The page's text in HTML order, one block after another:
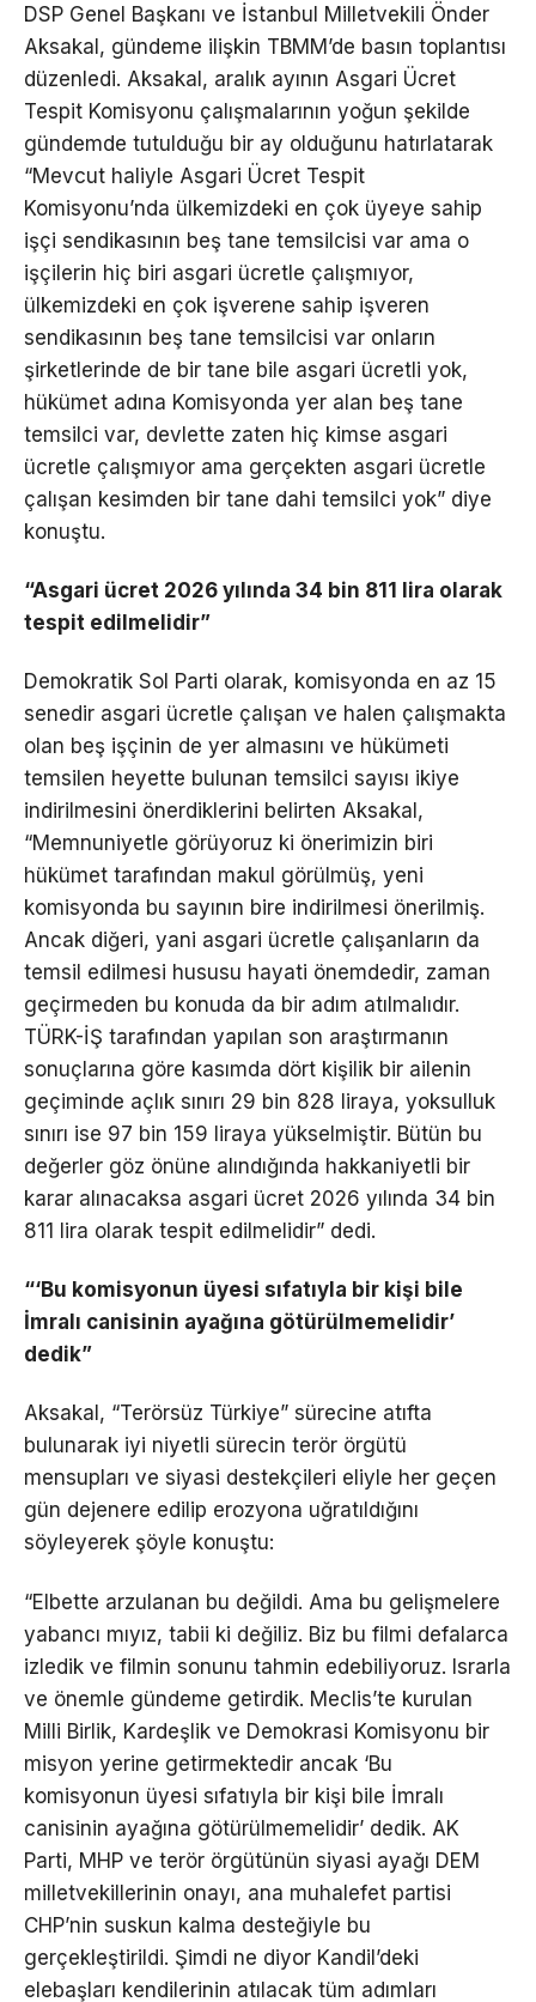
DSP Genel Başkanı ve İstanbul Milletvekili Önder
Aksakal, gündeme ilişkin TBMM’de basın toplantısı
düzenledi. Aksakal, aralık ayının Asgari Ücret
Tespit Komisyonu çalışmalarının yoğun şekilde
gündemde tutulduğu bir ay olduğunu hatırlatarak
“Mevcut haliyle Asgari Ücret Tespit
Komisyonu’nda ülkemizdeki en çok üyeye sahip
işçi sendikasının beş tane temsilcisi var ama o
işçilerin hiç biri asgari ücretle çalışmıyor,
ülkemizdeki en çok işverene sahip işveren
sendikasının beş tane temsilcisi var onların
şirketlerinde de bir tane bile asgari ücretli yok,
hükümet adına Komisyonda yer alan beş tane
temsilci var, devlette zaten hiç kimse asgari
ücretle çalışmıyor ama gerçekten asgari ücretle
çalışan kesimden bir tane dahi temsilci yok” diye
konuştu.
“Asgari ücret 2026 yılında 34 bin 811 lira olarak
tespit edilmelidir”
Demokratik Sol Parti olarak, komisyonda en az 15
senedir asgari ücretle çalışan ve halen çalışmakta
olan beş işçinin de yer almasını ve hükümeti
temsilen heyette bulunan temsilci sayısı ikiye
indirilmesini önerdiklerini belirten Aksakal,
“Memnuniyetle görüyoruz ki önerimizin biri
hükümet tarafından makul görülmüş, yeni
komisyonda bu sayının bire indirilmesi önerilmiş.
Ancak diğeri, yani asgari ücretle çalışanların da
temsil edilmesi hususu hayati önemdedir, zaman
geçirmeden bu konuda da bir adım atılmalıdır.
TÜRK-İŞ tarafından yapılan son araştırmanın
sonuçlarına göre kasımda dört kişilik bir ailenin
geçiminde açlık sınırı 29 bin 828 liraya, yoksulluk
sınırı ise 97 bin 159 liraya yükselmiştir. Bütün bu
değerler göz önüne alındığında hakkaniyetli bir
karar alınacaksa asgari ücret 2026 yılında 34 bin
811 lira olarak tespit edilmelidir” dedi.
“‘Bu komisyonun üyesi sıfatıyla bir kişi bile
İmralı canisinin ayağına götürülmemelidir’
dedik”
Aksakal, “Terörsüz Türkiye” sürecine atıfta
bulunarak iyi niyetli sürecin terör örgütü
mensupları ve siyasi destekçileri eliyle her geçen
gün dejenere edilip erozyona uğratıldığını
söyleyerek şöyle konuştu:
“Elbette arzulanan bu değildi. Ama bu gelişmelere
yabancı mıyız, tabii ki değiliz. Biz bu filmi defalarca
izledik ve filmin sonunu tahmin edebiliyoruz. Israrla
ve önemle gündeme getirdik. Meclis’te kurulan
Milli Birlik, Kardeşlik ve Demokrasi Komisyonu bir
misyon yerine getirmektedir ancak ‘Bu
komisyonun üyesi sıfatıyla bir kişi bile İmralı
canisinin ayağına götürülmemelidir’ dedik. AK
Parti, MHP ve terör örgütünün siyasi ayağı DEM
milletvekillerinin onayı, ana muhalefet partisi
CHP’nin suskun kalma desteğiyle bu
gerçekleştirildi. Şimdi ne diyor Kandil’deki
elebaşları kendilerinin atılacak tüm adımları